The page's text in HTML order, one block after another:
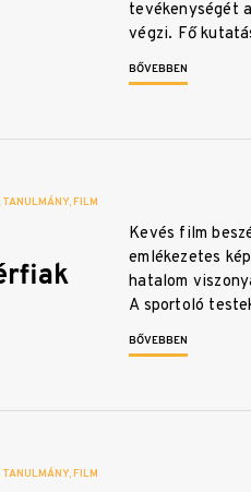
tevékenységét
végzi. Fő
BŐVEBBEN
TANULMÁNY FILM
Kevés film
emlékezetes
hatalom
A sportoló
BŐVEBBEN
TANULMÁNY FILM